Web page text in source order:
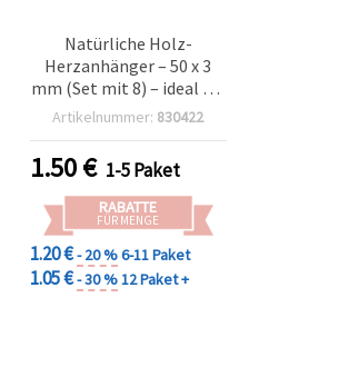
Natürliche Holz-
Herzanhänger – 50 x 3
mm (Set mit 8) – ideal für
romantische
Geschenkdeko & DIY-
Handarbeiten
Artikelnummer: 830422
1.50€ 1-5 Paket
RABATTE
FÜR MENGE
1.20 €- 20 %6-11 Paket
1.05 €- 30 %12 Paket +